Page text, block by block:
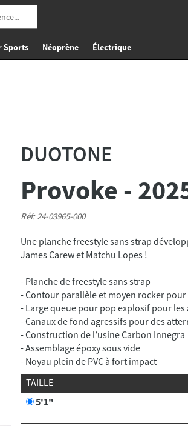
Sports Néoprène Électrique
DUOTONE
Provoke -
Réf: 24-03965-000
Une planche freestyle sans strap
James Carew et Matchu Lopes !
- Planche de freestyle sans strap
- Contour parallèle et moyen rocker
- Large queue pour pop explosif pour les
- Canaux de fond agressifs pour des
- Construction de l’usine Carbon Innegra
- Assemblage époxy sous vide
- Noyau plein de PVC à fort impact
TAILLE
5'1"